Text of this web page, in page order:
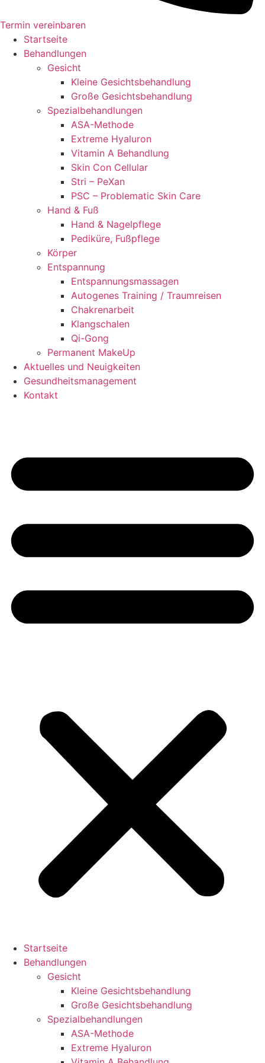
Termin vereinbaren
Startseite
Behandlungen
Gesicht
Kleine Gesichtsbehandlung
Große Gesichtsbehandlung
Spezialbehandlungen
ASA-Methode
Extreme Hyaluron
Vitamin A Behandlung
Skin Con Cellular
Stri – PeXan
PSC – Problematic Skin Care
Hand & Fuß
Hand & Nagelpflege
Pediküre, Fußpflege
Körper
Entspannung
Entspannungsmassagen
Autogenes Training / Traumreisen
Chakrenarbeit
Klangschalen
Qi-Gong
Permanent MakeUp
Aktuelles und Neuigkeiten
Gesundheitsmanagement
Kontakt
Startseite
Behandlungen
Gesicht
Kleine Gesichtsbehandlung
Große Gesichtsbehandlung
Spezialbehandlungen
ASA-Methode
Extreme Hyaluron